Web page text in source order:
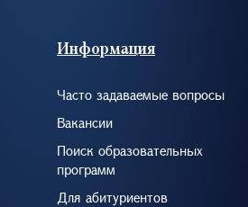
Информация
Часто задаваемые вопросы
Вакансии
Поиск образовательных
программ
Для абитуриентов